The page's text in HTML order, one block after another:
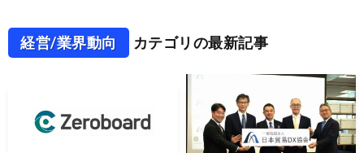
経営/業界動向 カテゴリの最新記事